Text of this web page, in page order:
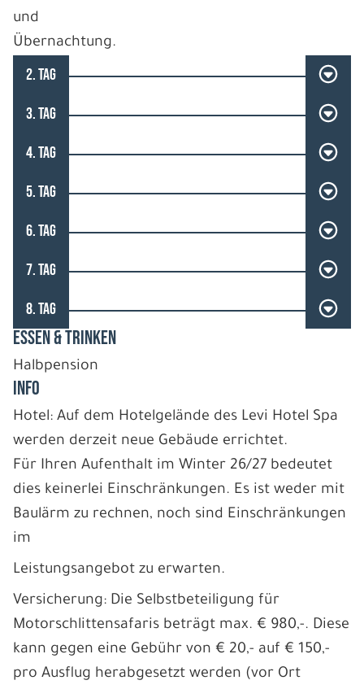
und
Übernachtung.
2. TAG
3. TAG
4. TAG
5. TAG
6. TAG
7. TAG
8. TAG
ESSEN & TRINKEN
Halbpension
INFO
Hotel: Auf dem Hotelgelände des Levi Hotel Spa
werden derzeit neue Gebäude errichtet.
Für Ihren Aufenthalt im Winter 26/27 bedeutet
dies keinerlei Einschränkungen. Es ist weder mit
Baulärm zu rechnen, noch sind Einschränkungen
im
Leistungsangebot zu erwarten.
Versicherung: Die Selbstbeteiligung für
Motorschlittensafaris beträgt max. € 980,-. Diese
kann gegen eine Gebühr von € 20,- auf € 150,-
pro Ausflug herabgesetzt werden (vor Ort